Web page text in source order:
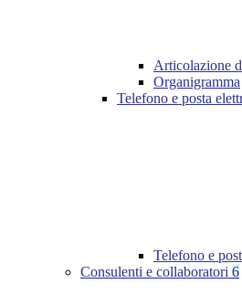
Articolazione
Organigramma
Telefono e posta
Telefono e
Consulenti e collaboratori 6